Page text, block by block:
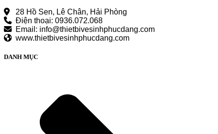
28 Hồ Sen, Lê Chân, Hải Phòng
Điện thoại: 0936.072.068
Email: info@thietbivesinhphucdang.com
www.thietbivesinhphucdang.com
DANH MỤC